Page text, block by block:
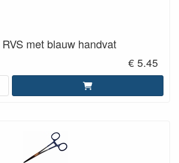
met blauw handvat
€ 5.45